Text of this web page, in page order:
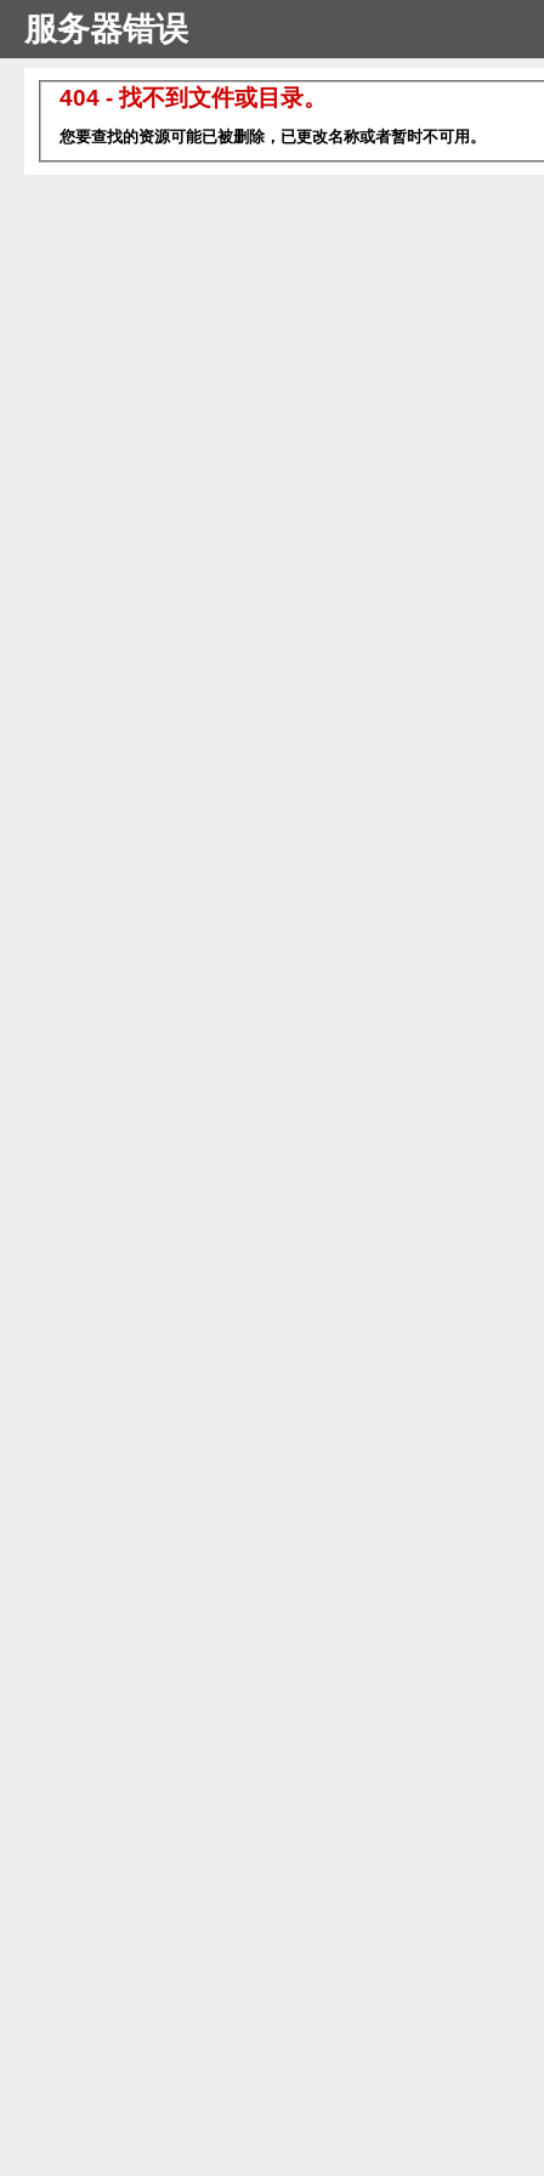
服务器错误
404 - 找不到文件或目录。
您要查找的资源可能已被删除，已更改名称或者暂时不可用。